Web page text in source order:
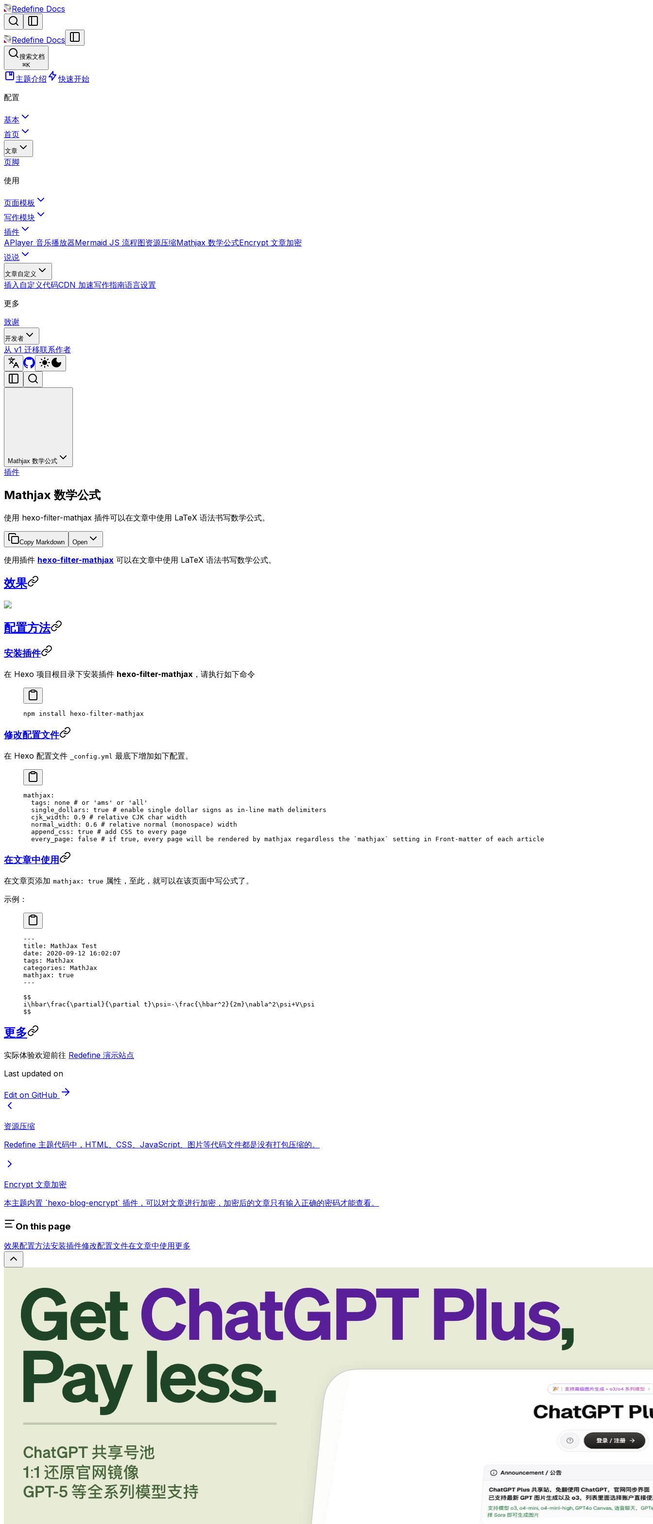
Redefine Docs
Redefine Docs
搜索文档
⌘K
主题介绍
快速开始
配置
基本
首页
文章
页脚
使用
页面模板
写作模块
插件
APlayer 音乐播放器Mermaid JS 流程图资源压缩Mathjax 数学公式Encrypt 文章加密
说说
文章自定义
插入自定义代码CDN 加速写作指南语言设置
更多
致谢
开发者
从 v1 迁移联系作者
Mathjax 数学公式
插件
Mathjax 数学公式
使用 hexo-filter-mathjax 插件可以在文章中使用 LaTeX 语法书写数学公式。
Copy Markdown Open
使用插件 hexo-filter-mathjax 可以在文章中使用 LaTeX 语法书写数学公式。
效果
配置方法
安装插件
在 Hexo 项目根目录下安装插件 hexo-filter-mathjax ，请执行如下命令
npm install hexo-filter-mathjax
修改配置文件
在 Hexo 配置文件 _config.yml 最底下增加如下配置。
mathjax :
  tags
: none # or 'ams' or 'all'
  single_dollars
: true # enable single dollar signs as in-line math delimiters
  cjk_width
: 0.9 # relative CJK char width
  normal_width
: 0.6 # relative normal (monospace) width
  append_css
: true # add CSS to every page
  every_page
: false # if true, every page will be rendered by mathjax regardless the `mathjax` setting in Front-matter of each article
在文章中使用
在文章页添加 mathjax: true 属性，至此，就可以在该页面中写公式了。
示例：
---
title : MathJax Test
date : 2020-09-12 16:02:07
tags : MathJax
categories : MathJax
mathjax : true
---
$$
i\hbar\frac{\partial}{\partial t}\psi=-\frac{\hbar^2}{2m}\nabla^2\psi+V\psi
$$
更多
实际体验欢迎前往 Redefine 演示站点
Last updated on
Edit on GitHub
资源压缩
Redefine 主题代码中，HTML、CSS、JavaScript、图片等代码文件都是没有打包压缩的。
Encrypt 文章加密
本主题内置 `hexo-blog-encrypt` 插件，可以对文章进行加密，加密后的文章只有输入正确的密码才能查看。
On this page
效果配置方法安装插件修改配置文件在文章中使用更多